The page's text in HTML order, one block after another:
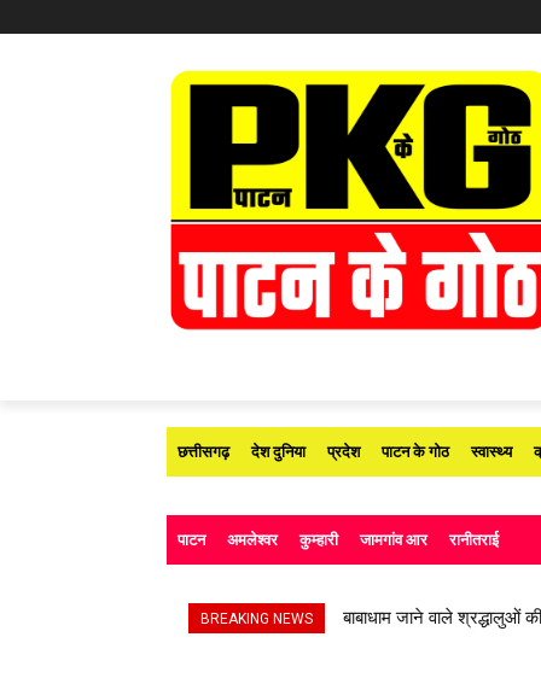
छत्तीसगढ़ देश दुनिया प्रदेश पाटन के गोठ स्वास्थ्य
पाटन अमलेश्वर कुम्हारी जामगांव आर रानीतराई
BREAKING NEWS उप निरीक्षक सुभाष चंद्र यादव